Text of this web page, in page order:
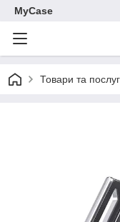
MyCase
Товари та